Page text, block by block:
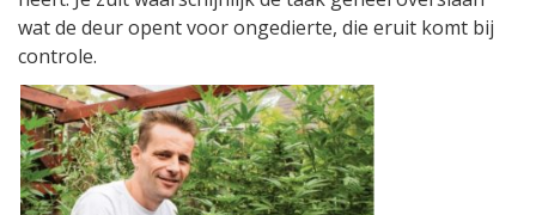
wat de deur opent voor ongedierte, die eruit komt bij
controle.